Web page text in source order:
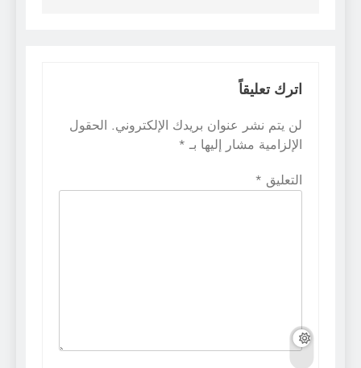
اترك تعليقاً
لن يتم نشر عنوان بريدك الإلكتروني. الحقول
الإلزامية مشار إليها بـ *
التعليق*